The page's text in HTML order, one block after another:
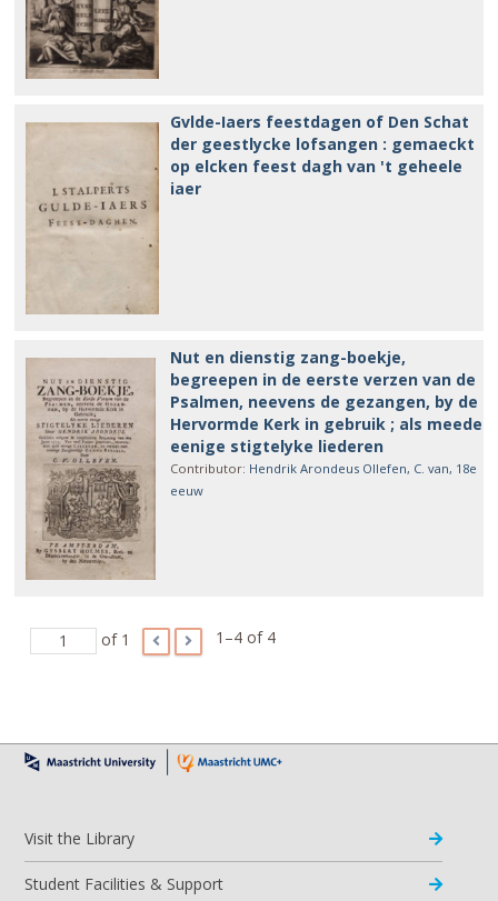
Gvlde-Iaers feestdagen of Den Schat
der geestlycke lofsangen : gemaeckt
op elcken feest dagh van 't geheele
iaer
Nut en dienstig zang-boekje,
begreepen in de eerste verzen van de
Psalmen, neevens de gezangen, by de
Hervormde Kerk in gebruik ; als meede
eenige stigtelyke liederen
Contributor: Hendrik Arondeus Ollefen, C. van, 18e
eeuw
of 1 1–4 of 4
Visit the Library
Student Facilities & Support